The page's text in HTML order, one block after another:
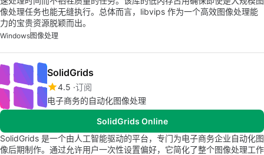
像处理任务也能无缝执行。总体而言，libvips 作为一个高效图像处理能
力的宝贵资源脱颖而出。
Windows图像处理
SolidGrids
4.5 订阅
电子商务的自动化图像处理
SolidGrids Online
SolidGrids 是一个由人工智能驱动的平台，专门为电子商务企业自动化图
像后期制作。通过允许用户一次性设置偏好，它简化了整个图像处理工作